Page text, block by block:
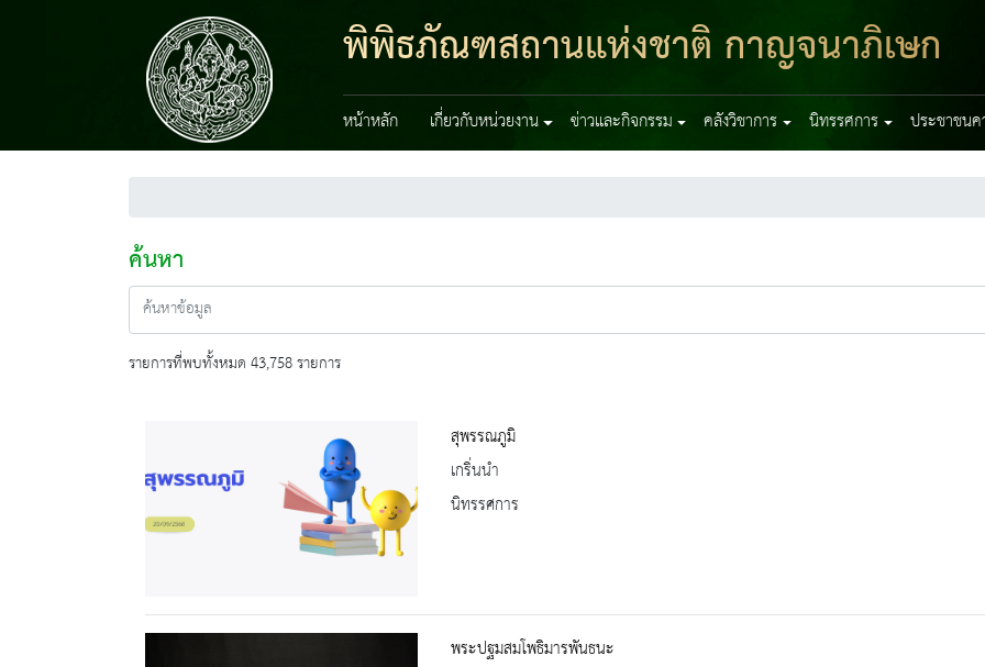
พิพิธภัณฑสถานแห่งชาติ กาญจนาภิเษก
หน้าหลัก เกี่ยวกับหน่วยงาน ข่าวและกิจกรรม คลังวิชาการ นิทรรศการ ประชาชน
ค้นหา
รายการที่พบทั้งหมด 43,758 รายการ
สุพรรณภูมิ
เกริ่นนำ
นิทรรศการ
พระปฐมสมโพธิมารพันธนะ